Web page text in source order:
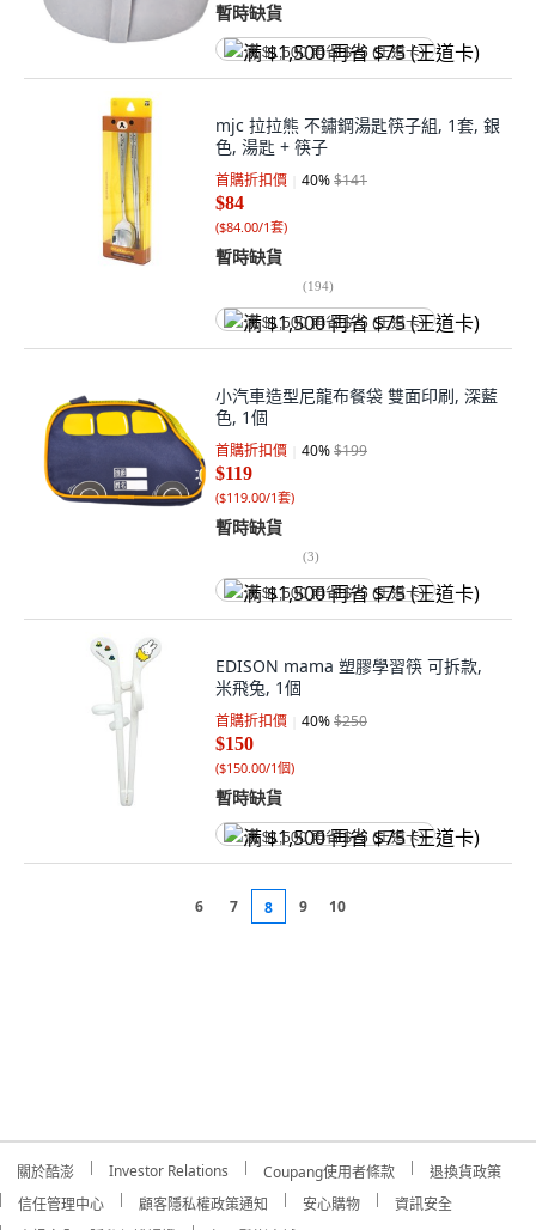
暫時缺貨
满 $1,500 再省 $75 (王道卡)
mjc 拉拉熊 不鏽鋼湯匙筷子組, 1套, 銀
色, 湯匙 + 筷子
首購折扣價 40%$141
$84
($84.00/1套)
暫時缺貨
(194)
满 $1,500 再省 $75 (王道卡)
小汽車造型尼龍布餐袋 雙面印刷, 深藍
色, 1個
首購折扣價 40%$199
$119
($119.00/1套)
暫時缺貨
(3)
满 $1,500 再省 $75 (王道卡)
EDISON mama 塑膠學習筷 可拆款,
米飛兔, 1個
首購折扣價 40%$250
$150
($150.00/1個)
暫時缺貨
满 $1,500 再省 $75 (王道卡)
6 7 8 9 10
關於酷澎 Investor Relations Coupang使用者條款
退換貨政策
信任管理中心
顧客隱私權政策通知 安心購物
資訊安全